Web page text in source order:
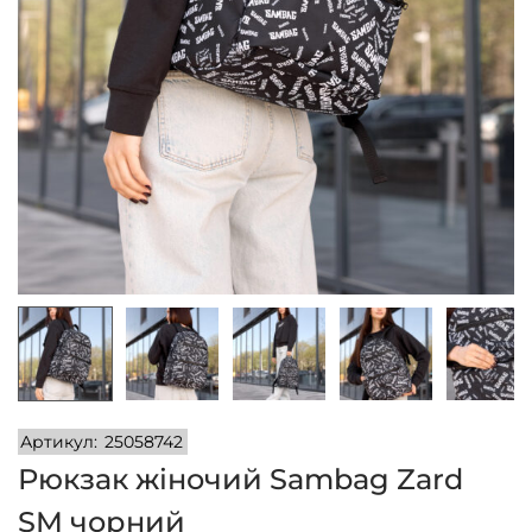
n
Артикул: 25058742
Рюкзак жіночий Sambag Zard
SM чорний